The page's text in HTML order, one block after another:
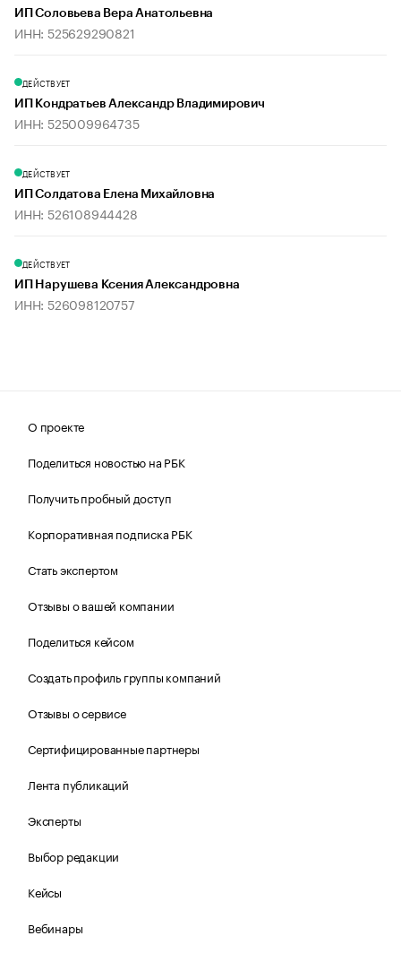
ИП Соловьева Вера Анатольевна
ИНН: 525629290821
ДЕЙСТВУЕТ
ИП Кондратьев Александр Владимирович
ИНН: 525009964735
ДЕЙСТВУЕТ
ИП Солдатова Елена Михайловна
ИНН: 526108944428
ДЕЙСТВУЕТ
ИП Нарушева Ксения Александровна
ИНН: 526098120757
О проекте
Поделиться новостью на РБК
Получить пробный доступ
Корпоративная подписка РБК
Стать экспертом
Отзывы о вашей компании
Поделиться кейсом
Создать профиль группы компаний
Отзывы о сервисе
Сертифицированные партнеры
Лента публикаций
Эксперты
Выбор редакции
Кейсы
Вебинары